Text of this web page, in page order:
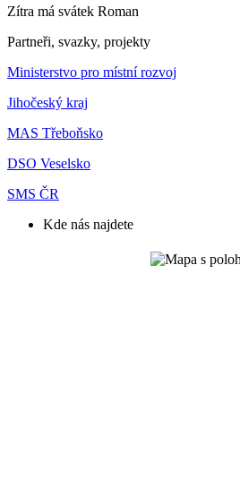
Zítra má svátek Roman
Partneři, svazky, projekty
Ministerstvo pro místní rozvoj
Jihočeský kraj
MAS Třeboňsko
DSO Veselsko
SMS ČR
Kde nás najdete